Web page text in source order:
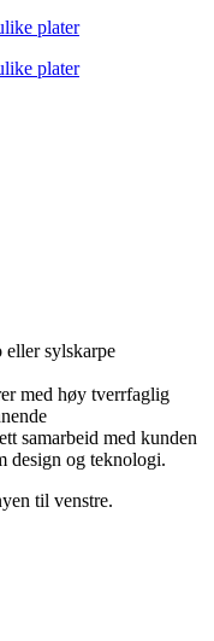
plater
plater
sylskarpe
med høy tverrfaglig
samarbeid med kunden
design og teknologi.
til venstre.